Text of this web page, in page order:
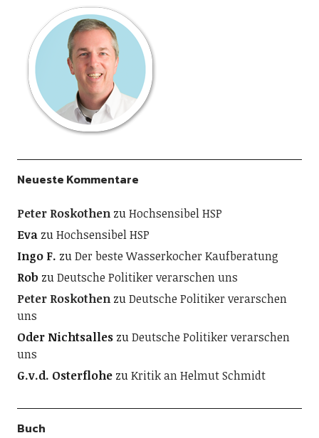
Neueste Kommentare
Peter RoskothenzuHochsensibel HSP
EvazuHochsensibel HSP
Ingo F. zuDer beste Wasserkocher Kaufberatung
Rob zuDeutsche Politiker verarschen uns
Peter RoskothenzuDeutsche Politiker verarschen
uns
Oder NichtsalleszuDeutsche Politiker verarschen
uns
G.v.d. OsterflohezuKritik an Helmut Schmidt
Buch